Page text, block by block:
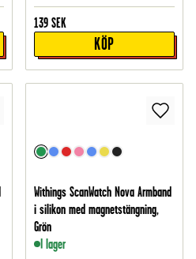
139 SEK
KÖP
Withings ScanWatch Nova Armband
i silikon med magnetstängning,
Grön
I lager